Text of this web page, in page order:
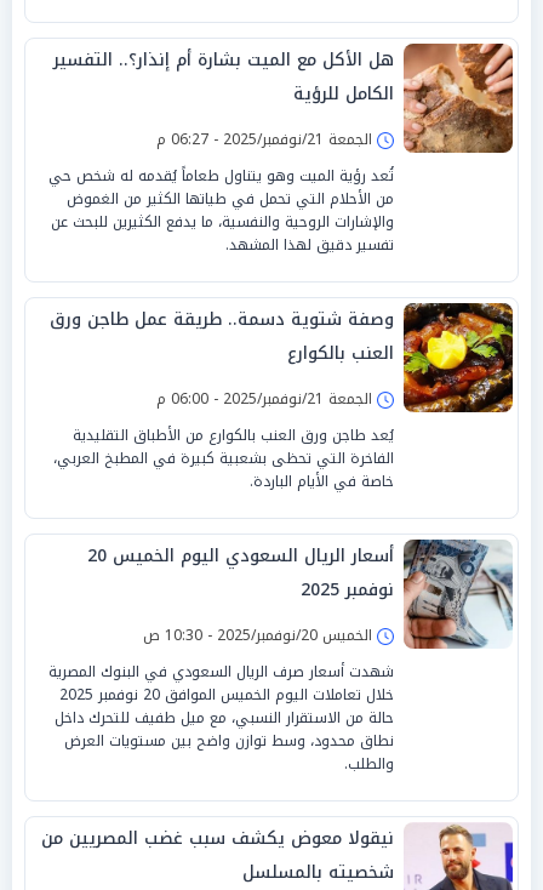
هل الأكل مع الميت بشارة أم إنذار؟.. التفسير
الكامل للرؤية
الجمعة 21/نوفمبر/2025 - 06:27 م
تُعد رؤية الميت وهو يتناول طعاماً يُقدمه له شخص حي
من الأحلام التي تحمل في طياتها الكثير من الغموض
والإشارات الروحية والنفسية، ما يدفع الكثيرين للبحث عن
تفسير دقيق لهذا المشهد.
وصفة شتوية دسمة.. طريقة عمل طاجن ورق
العنب بالكوارع
الجمعة 21/نوفمبر/2025 - 06:00 م
يُعد طاجن ورق العنب بالكوارع من الأطباق التقليدية
الفاخرة التي تحظى بشعبية كبيرة في المطبخ العربي،
خاصة في الأيام الباردة.
أسعار الريال السعودي اليوم الخميس 20
نوفمبر 2025
الخميس 20/نوفمبر/2025 - 10:30 ص
شهدت أسعار صرف الريال السعودي في البنوك المصرية
خلال تعاملات اليوم الخميس الموافق 20 نوفمبر 2025
حالة من الاستقرار النسبي، مع ميل طفيف للتحرك داخل
نطاق محدود، وسط توازن واضح بين مستويات العرض
والطلب.
نيقولا معوض يكشف سبب غضب المصريين من
شخصيته بالمسلسل